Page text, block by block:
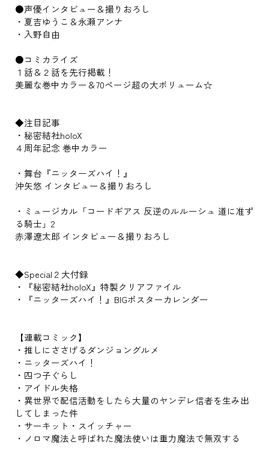
●声優インタビュー＆撮りおろし
・夏吉ゆうこ＆永瀬アンナ
・入野自由
●コミカライズ
１話＆２話を先行掲載！
美麗な巻中カラー＆70ページ超の大ボリューム☆
◆注目記事
・秘密結社holoX
４周年記念 巻中カラー
・舞台『ニッターズハイ！』
沖矢悠 インタビュー＆撮りおろし
・ミュージカル「コードギアス 反逆のルルーシュ 道に准ず
る騎士」2
赤澤遼太郎 インタビュー＆撮りおろし
◆Special２大付録
・『秘密結社holoX』特製クリアファイル
・『ニッターズハイ！』BIGポスターカレンダー
【連載コミック】
・推しにささげるダンジョングルメ
・ニッターズハイ！
・四つ子ぐらし
・アイドル失格
・異世界で配信活動をしたら大量のヤンデレ信者を生み出
してしまった件
・サーキット・スイッチャー
・ノロマ魔法と呼ばれた魔法使いは重力魔法で無双する